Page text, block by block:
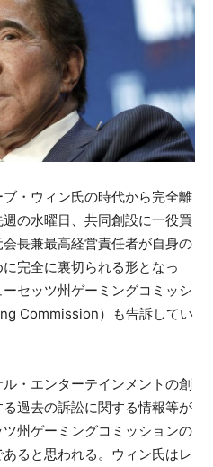
・ウィン氏の時代から完全離
の水曜日、共同創設に一役買
長兼最高経営責任者が自身の
完全に裏切られる形となっ
セッツ州ゲーミングコミッシ
Commission）も告訴してい
・エンターテインメントの創
過去の訴訟に関する情報等が
州ゲーミングコミッションの
ると思われる。ウィン氏はレ